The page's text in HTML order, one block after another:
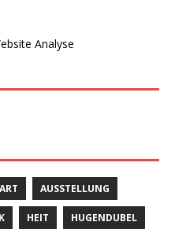
ART AUSSTELLUNG
HEIT HUGENDUBEL